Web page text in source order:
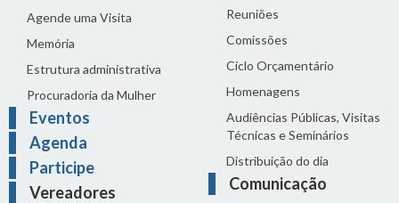
Agende uma Visita
Memória
Estrutura administrativa
Procuradoria da Mulher
Eventos
Agenda
Participe
Vereadores
Reuniões
Comissões
Ciclo Orçamentário
Homenagens
Audiências Públicas, Visitas
Técnicas e Seminários
Distribuição do dia
Comunicação